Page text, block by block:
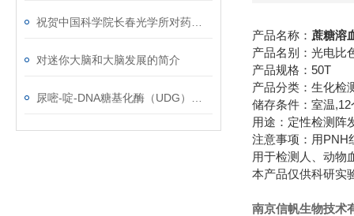
对迷你大脑和大脑发展的简介
产品名称： 蔗糖溶
产品名别：光电比
产品规格：50T
产品分类：生化检
储存条件：室温,12
用途：定性检测阵
注意事项：用PNH
用于检测人、动物
本产品仅供科研实
南京信帆生物技术